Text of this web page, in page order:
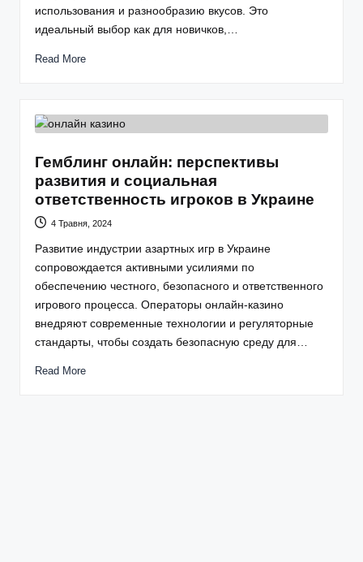
использования и разнообразию вкусов. Это
идеальный выбор как для новичков,…
Read More
Гемблинг онлайн: перспективы
развития и социальная
ответственность игроков в Украине
4 Травня, 2024
Развитие индустрии азартных игр в Украине
сопровождается активными усилиями по
обеспечению честного, безопасного и ответственного
игрового процесса. Операторы онлайн-казино
внедряют современные технологии и регуляторные
стандарты, чтобы создать безопасную среду для…
Read More